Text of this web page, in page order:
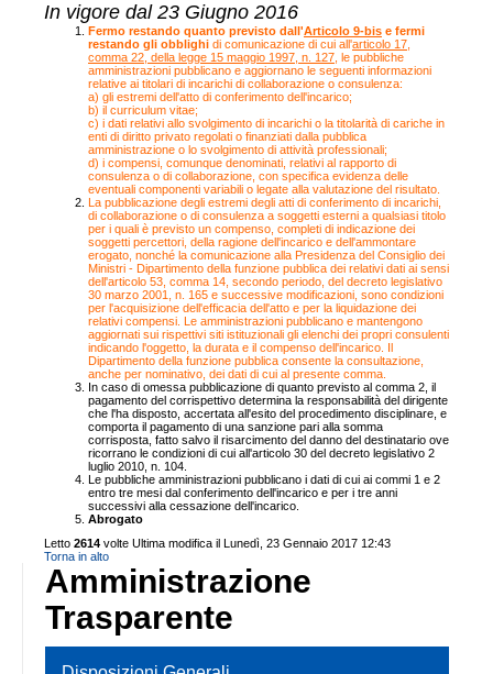
In vigore dal 23 Giugno 2016
Fermo restando quanto previsto dall'Articolo 9-bis e fermi
restando gli obblighi di comunicazione di cui all'articolo 17,
comma 22, della legge 15 maggio 1997, n. 127 , le pubbliche
amministrazioni pubblicano e aggiornano le seguenti informazioni
relative ai titolari di incarichi di collaborazione o consulenza:
a) gli estremi dell'atto di conferimento dell'incarico;
b) il curriculum vitae;
c) i dati relativi allo svolgimento di incarichi o la titolarità di cariche in
enti di diritto privato regolati o finanziati dalla pubblica
amministrazione o lo svolgimento di attività professionali;
d) i compensi, comunque denominati, relativi al rapporto di
consulenza o di collaborazione, con specifica evidenza delle
eventuali componenti variabili o legate alla valutazione del risultato.
La pubblicazione degli estremi degli atti di conferimento di incarichi,
di collaborazione o di consulenza a soggetti esterni a qualsiasi titolo
per i quali è previsto un compenso, completi di indicazione dei
soggetti percettori, della ragione dell'incarico e dell'ammontare
erogato, nonché la comunicazione alla Presidenza del Consiglio dei
Ministri - Dipartimento della funzione pubblica dei relativi dati ai sensi
dell'articolo 53, comma 14, secondo periodo, del decreto legislativo
30 marzo 2001, n. 165 e successive modificazioni, sono condizioni
per l'acquisizione dell'efficacia dell'atto e per la liquidazione dei
relativi compensi. Le amministrazioni pubblicano e mantengono
aggiornati sui rispettivi siti istituzionali gli elenchi dei propri consulenti
indicando l'oggetto, la durata e il compenso dell'incarico. Il
Dipartimento della funzione pubblica consente la consultazione,
anche per nominativo, dei dati di cui al presente comma.
In caso di omessa pubblicazione di quanto previsto al comma 2, il
pagamento del corrispettivo determina la responsabilità del dirigente
che l'ha disposto, accertata all'esito del procedimento disciplinare, e
comporta il pagamento di una sanzione pari alla somma
corrisposta, fatto salvo il risarcimento del danno del destinatario ove
ricorrano le condizioni di cui all'articolo 30 del decreto legislativo 2
luglio 2010, n. 104.
Le pubbliche amministrazioni pubblicano i dati di cui ai commi 1 e 2
entro tre mesi dal conferimento dell'incarico e per i tre anni
successivi alla cessazione dell'incarico.
Abrogato
Letto 2614 volte Ultima modifica il Lunedì, 23 Gennaio 2017 12:43
Torna in alto
Amministrazione
Trasparente